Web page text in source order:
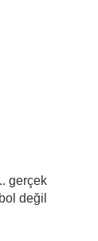
gerçek
değil